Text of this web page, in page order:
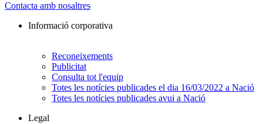
Contacta amb nosaltres
Informació corporativa
Reconeixements
Publicitat
Consulta tot l'equip
Totes les notícies publicades el dia 16/03/2022 a Nació
Totes les notícies publicades avui a Nació
Legal